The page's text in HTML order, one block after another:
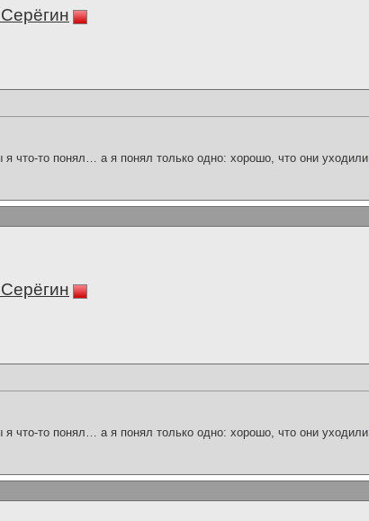
что-то понял… а я понял только одно: хорошо, что они уходили.
что-то понял… а я понял только одно: хорошо, что они уходили.